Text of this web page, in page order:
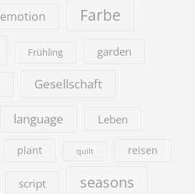
emotion Farbe
Frühling garden
Gesellschaft
language Leben
plant quilt reisen
script seasons